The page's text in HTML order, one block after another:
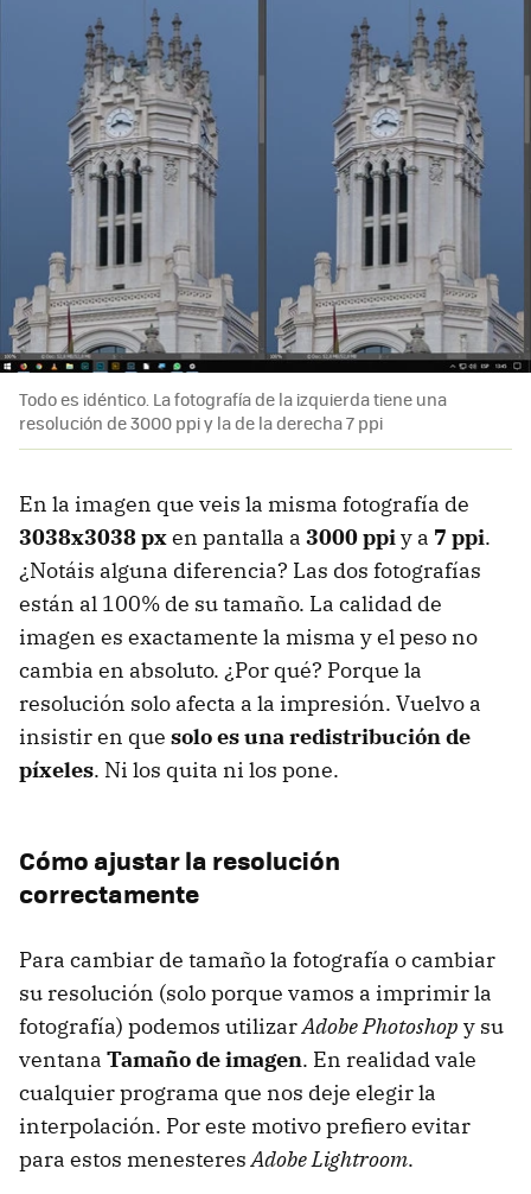
Todo es idéntico. La fotografía de la izquierda tiene una
resolución de 3000 ppi y la de la derecha 7 ppi
En la imagen que veis la misma fotografía de
3038x3038 pxen pantalla a 3000 ppiy a 7 ppi.
¿Notáis alguna diferencia? Las dos fotografías
están al 100% de su tamaño. La calidad de
imagen es exactamente la misma y el peso no
cambia en absoluto. ¿Por qué? Porque la
resolución solo afecta a la impresión. Vuelvo a
insistir en que solo es una redistribución de
píxeles. Ni los quita ni los pone.
Cómo ajustar la resolución
correctamente
Para cambiar de tamaño la fotografía o cambiar
su resolución (solo porque vamos a imprimir la
fotografía) podemos utilizarAdobe Photoshop y su
ventana Tamaño de imagen. En realidad vale
cualquier programa que nos deje elegir la
interpolación. Por este motivo prefiero evitar
para estos menesteresAdobe Lightroom.